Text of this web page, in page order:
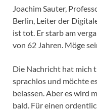
Joachim Sauter,
Berlin, Leiter der
ist tot. Er starb am
von 62 Jahren. Möge
Die Nachricht hat mich
sprachlos und möchte
belassen. Aber es wird
bald. Für einen